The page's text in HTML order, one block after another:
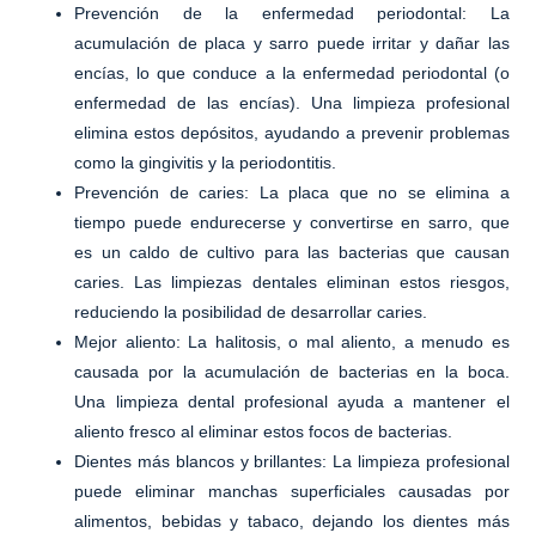
Prevención de la enfermedad periodontal: La
acumulación de placa y sarro puede irritar y dañar las
encías, lo que conduce a la enfermedad periodontal (o
enfermedad de las encías). Una limpieza profesional
elimina estos depósitos, ayudando a prevenir problemas
como la gingivitis y la periodontitis.
Prevención de caries: La placa que no se elimina a
tiempo puede endurecerse y convertirse en sarro, que
es un caldo de cultivo para las bacterias que causan
caries. Las limpiezas dentales eliminan estos riesgos,
reduciendo la posibilidad de desarrollar caries.
Mejor aliento: La halitosis, o mal aliento, a menudo es
causada por la acumulación de bacterias en la boca.
Una limpieza dental profesional ayuda a mantener el
aliento fresco al eliminar estos focos de bacterias.
Dientes más blancos y brillantes: La limpieza profesional
puede eliminar manchas superficiales causadas por
alimentos, bebidas y tabaco, dejando los dientes más